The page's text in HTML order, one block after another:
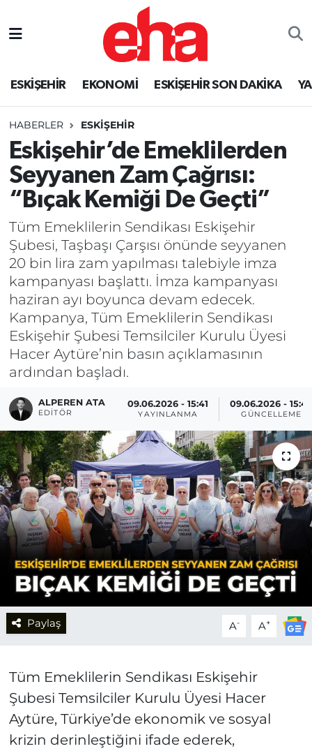
ESKİŞEHİR EKONOMİ ESKİŞEHİR SON DAKİKA
HABERLER ESKİŞEHİR
Eskişehir’de Emeklilerden
Seyyanen Zam Çağrısı:
“Bıçak Kemiği De Geçti”
Tüm Emeklilerin Sendikası Eskişehir
Şubesi, Taşbaşı Çarşısı önünde seyyanen
20 bin lira zam yapılması talebiyle imza
kampanyası başlattı. İmza kampanyası
haziran ayı boyunca devam edecek.
Kampanya, Tüm Emeklilerin Sendikası
Eskişehir Şubesi Temsilciler Kurulu Üyesi
Hacer Aytüre’nin basın açıklamasının
ardından başladı.
ALPEREN ATA
EDITÖR
09.06.2026 - 15:41
YAYINLANMA
09.06.2026 -
GÜNCELLEME
Paylaş A- A+
Tüm Emeklilerin Sendikası Eskişehir
Şubesi Temsilciler Kurulu Üyesi Hacer
Aytüre, Türkiye’de ekonomik ve sosyal
krizin derinleştiğini ifade ederek,